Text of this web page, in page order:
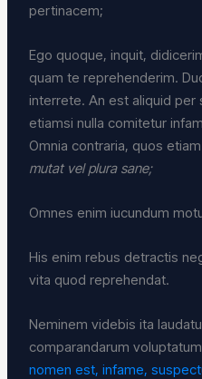
pertinacem;
Ego quoque, inquit,
quam te reprehenderim.
interrete. An est aliquid per
etiamsi nulla comitetur
Omnia contraria, quos
mutat vel plura sane;
Omnes enim iucundum
His enim rebus detractis
vita quod reprehendat.
Neminem videbis ita
comparandarum
nomen est, infame,